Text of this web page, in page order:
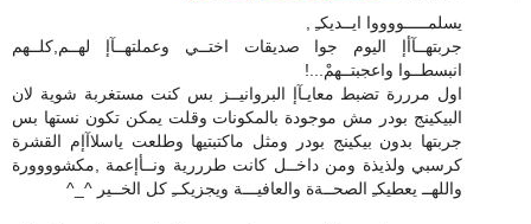
يسلمـــــووووا ايــديكـِ ,
جربتهــآأإ اليوم جوا صديقات اختــي وعملتهــآإ لهــم,كلــهم
انبسطــوا واعجبتــهمْ...!
اول مرررة تضبط معايـآإ البروانيــز بس كنت مستغربة شوية لان
البيكينج بودر مش موجودة بالمكونات وقلت يمكن تكون نستها بس
جربتها بدون بيكينج بودر ومثل ماكتبتيها وطلعت ياسلاآإم القشرة
كرسبي ولذيذة ومن داخــل كانت طرررية ونــأإعمة ,مكشوووورة
واللهــ يعطيكـِ الصحــةة والعافيـــة ويجزيكــِ كل الخــير ^_^